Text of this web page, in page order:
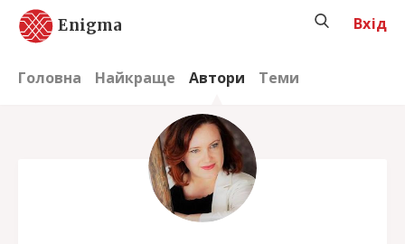
Enigma
Головна Найкраще Автори Теми
Вхід